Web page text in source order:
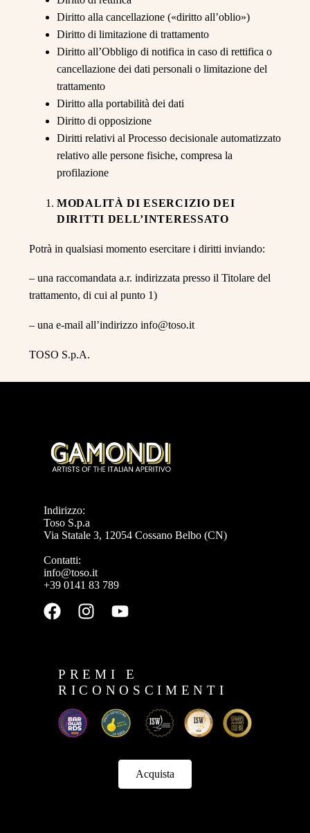
Diritto alla cancellazione («diritto all’oblio»)
Diritto di limitazione di trattamento
Diritto all’Obbligo di notifica in caso di rettifica o
cancellazione dei dati personali o limitazione del
trattamento
Diritto alla portabilità dei dati
Diritto di opposizione
Diritti relativi al Processo decisionale automatizzato
relativo alle persone fisiche, compresa la
profilazione
MODALITÀ DI ESERCIZIO DEI
DIRITTI DELL’INTERESSATO
Potrà in qualsiasi momento esercitare i diritti inviando:
– una raccomandata a.r. indirizzata presso il Titolare del
trattamento, di cui al punto 1)
– una e-mail all’indirizzo info@toso.it
TOSO S.p.A.
Indirizzo:
Toso S.p.a
Via Statale 3, 12054 Cossano Belbo (CN)
Contatti:
info@toso.it
+39 0141 83 789
PREMI E
RICONOSCIMENTI
Acquista